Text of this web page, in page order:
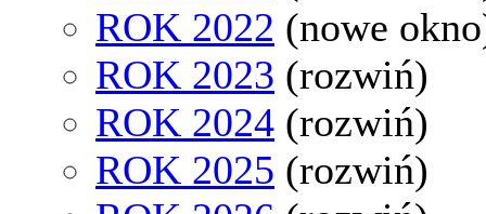
ROK 2022 (nowe
ROK 2023 (rozwiń)
ROK 2024 (rozwiń)
ROK 2025 (rozwiń)